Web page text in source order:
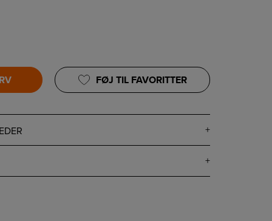
FØJ TIL FAVORITTER